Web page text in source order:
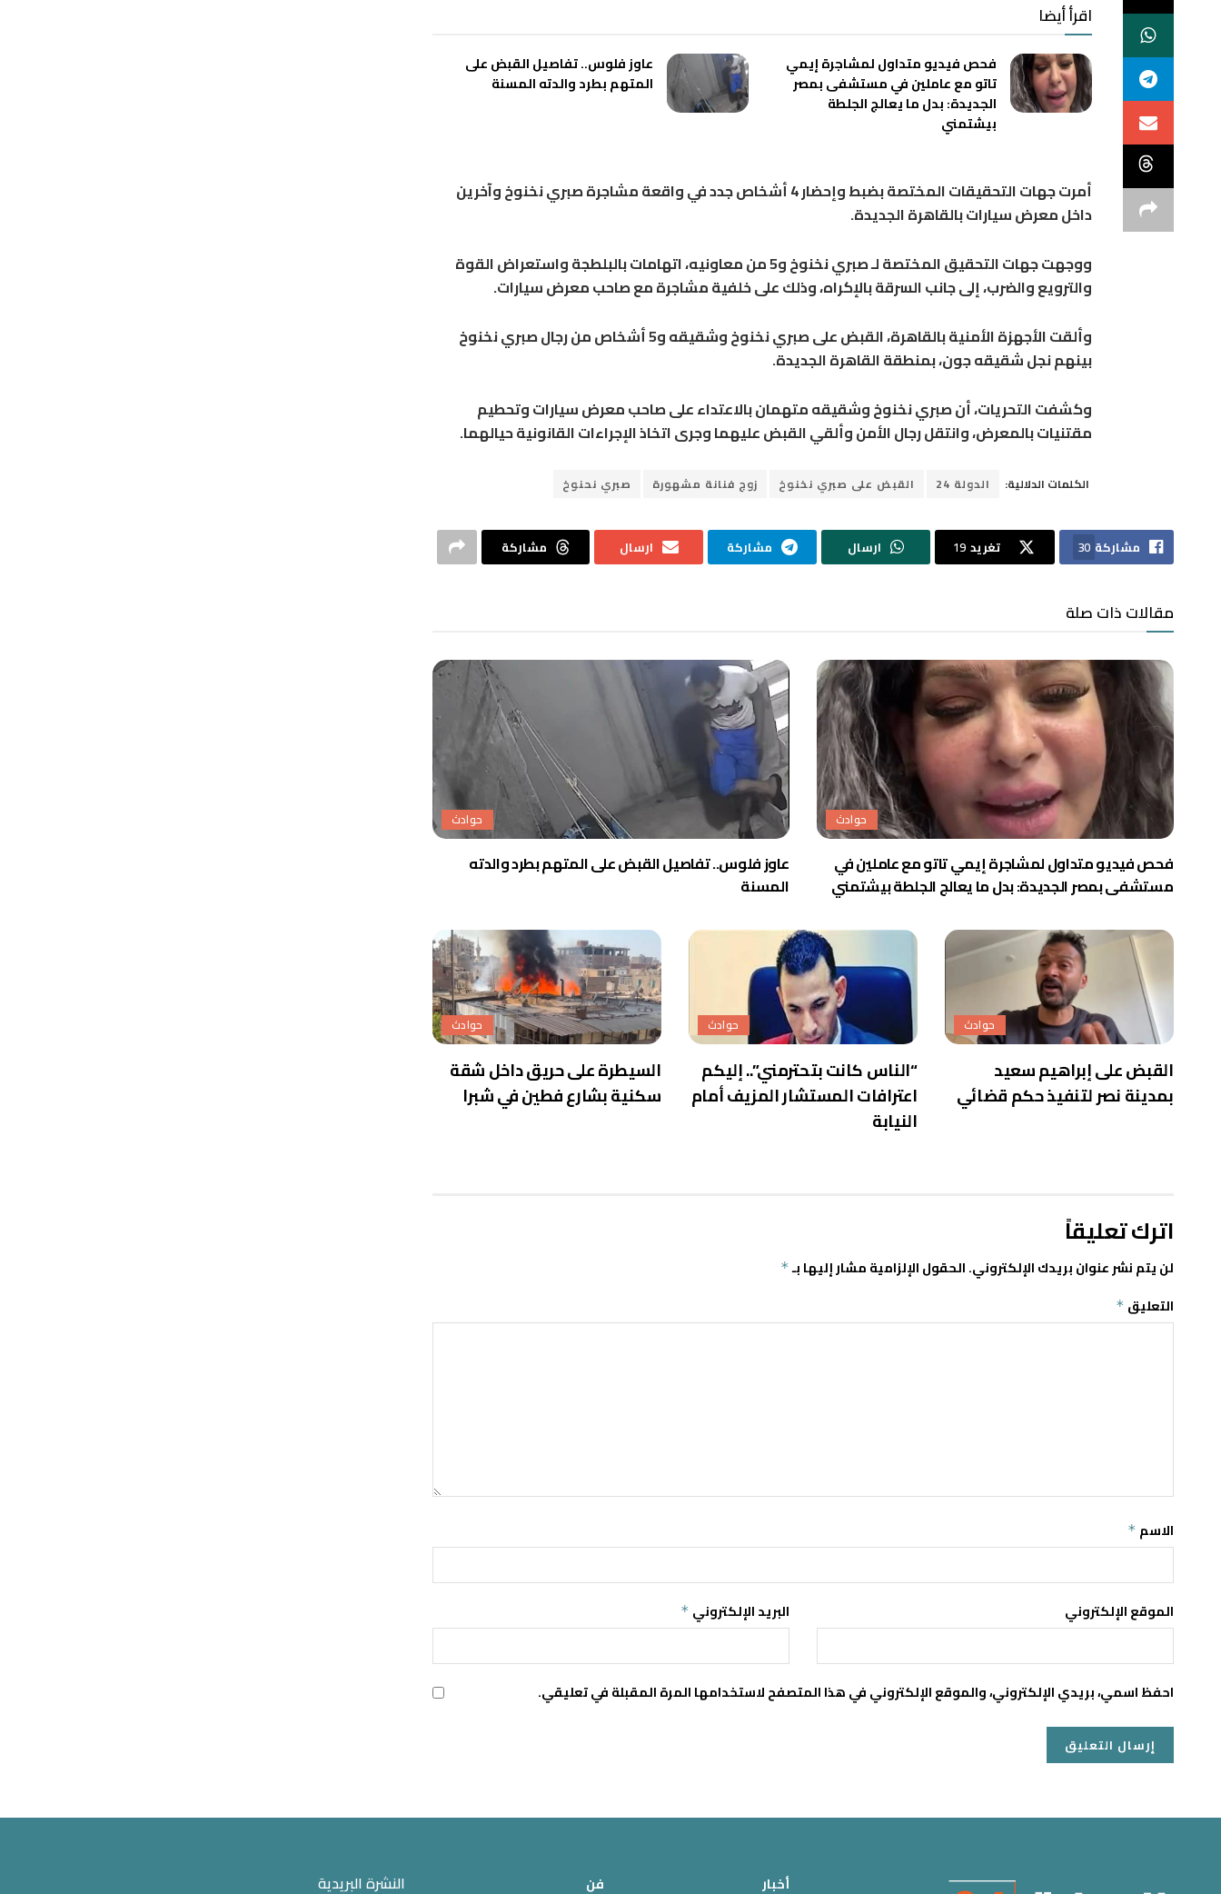
اقرأ أيضا
فحص فيديو متداول لمشاجرة إيمي
تاتو مع عاملين في مستشفى بمصر
الجديدة: بدل ما يعالج الجلطة
بيشتمني
عاوز فلوس.. تفاصيل القبض على
المتهم بطرد والدته المسنة
أمرت جهات التحقيقات المختصة بضبط وإحضار 4 أشخاص جدد في واقعة مشاجرة صبري نخنوخ وآخرين
داخل معرض سيارات بالقاهرة الجديدة.
ووجهت جهات التحقيق المختصة لـ صبري نخنوخ و5 من معاونيه، اتهامات بالبلطجة واستعراض القوة
والترويع والضرب، إلى جانب السرقة بالإكراه، وذلك على خلفية مشاجرة مع صاحب معرض سيارات.
وألقت الأجهزة الأمنية بالقاهرة، القبض على صبري نخنوخ وشقيقه و5 أشخاص من رجال صبري نخنوخ
بينهم نجل شقيقه جون، بمنطقة القاهرة الجديدة.
وكشفت التحريات، أن صبري نخنوخ وشقيقه متهمان بالاعتداء على صاحب معرض سيارات وتحطيم
مقتنيات بالمعرض، وانتقل رجال الأمن وألقي القبض عليهما وجرى اتخاذ الإجراءات القانونية حيالهما.
الكلمات الدلالية: الدولة 24 القبض على صبري نخنوخ زوج فنانة مشهورة صبري نحنوخ
مشاركة 30 تغريد 19 ارسال مشاركة ارسال مشاركة
مقالات ذات صلة
حوادث
فحص فيديو متداول لمشاجرة إيمي تاتو مع عاملين في
مستشفى بمصر الجديدة: بدل ما يعالج الجلطة بيشتمني
حوادث
عاوز فلوس.. تفاصيل القبض على المتهم بطرد والدته
المسنة
حوادث
القبض على إبراهيم سعيد
بمدينة نصر لتنفيذ حكم قضائي
حوادث
“الناس كانت بتحترمني”.. إليكم
اعترافات المستشار المزيف أمام
النيابة
حوادث
السيطرة على حريق داخل شقة
سكنية بشارع فطين في شبرا
اترك تعليقاً
لن يتم نشر عنوان بريدك الإلكتروني.الحقول الإلزامية مشار إليها بـ *
التعليق *
الاسم *
البريد الإلكتروني * الموقع الإلكتروني
احفظ اسمي، بريدي الإلكتروني، والموقع الإلكتروني في هذا المتصفح لاستخدامها المرة المقبلة في تعليقي.
أخبار فن النشرة البريدية